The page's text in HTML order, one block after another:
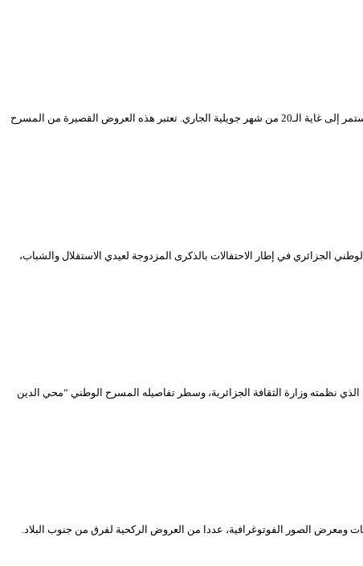
يشرع المسرح الوطني الجزائري، سهرة اليوم الأحد 05 جويلية 2020، في بث عروض قصيرة من المسرح البريطاني، عبر قناته الرسمية على اليوتيوب، خلال برنامج جديد يستمر إلى غاية الـ20 من شهر جويلية الجاري. تعتبر هذه العروض القصيرة من المسرح
والشباب التي توافق الخامس (05) من شهر جويلية المقبل. ينظم المسرح الوطني الجزائري في إطار الاحتفالات بالذكرى المزدوجة لعيدي الاستقلال والشباب،
نظمته وزارة الثقافة الجزائرية، وسطر تفاصيله المسرح الوطني “محي الدين
يحوي إلى جانب التكريمات ومعرض الصور الفوتوغرافية، عددا من العروض الركحية لفرق من جنوب البلاد.